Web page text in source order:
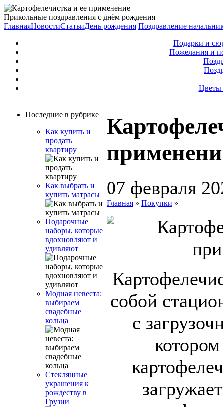
Прикольные поздравления с днём рождения
ГлавнаяНовостиСтатьиДень рождения Поздравление
Подарки и
Пожелания и
Цветы
Последние в рубрике
Как купить и
продать
квартиру
Как выбрать и
купить матрасы
Подарочные
наборы, которые
вдохновляют и
удивляют
Модная невеста:
выбираем
свадебные
кольца
Стеклянные
украшения к
рождеству в
Грузии
07 февраля
Главная » Покупки »
собой
с